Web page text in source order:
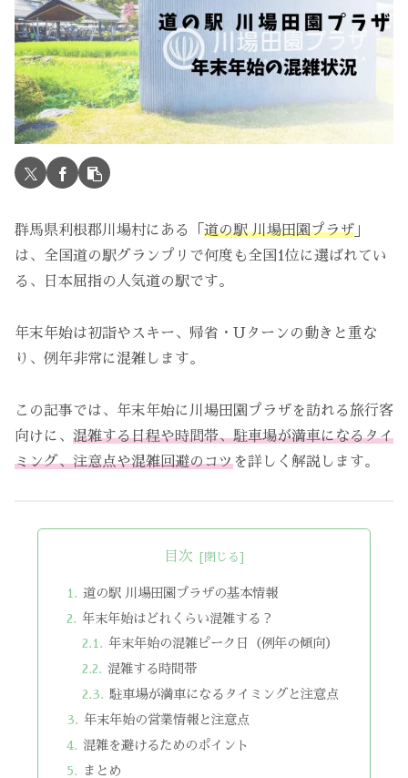
群馬県利根郡川場村にある「 道の駅 川場田園プラザ 」
は、全国道の駅グランプリで何度も全国1位に選ばれてい
る、日本屈指の人気道の駅です。
年末年始は初詣やスキー、帰省・Uターンの動きと重な
り、例年非常に混雑します。
この記事では、年末年始に川場田園プラザを訪れる旅行客
向けに、 混雑する日程や時間帯、駐車場が満車になるタイ
ミング、注意点や混雑回避のコツを詳しく解説します。
目次
道の駅 川場田園プラザの基本情報
年末年始はどれくらい混雑する？
年末年始の混雑ピーク日（例年の傾向）
混雑する時間帯
駐車場が満車になるタイミングと注意点
年末年始の営業情報と注意点
混雑を避けるためのポイント
まとめ